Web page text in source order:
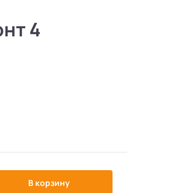
4
В корзину